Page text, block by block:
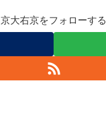
京大右京をフォローする